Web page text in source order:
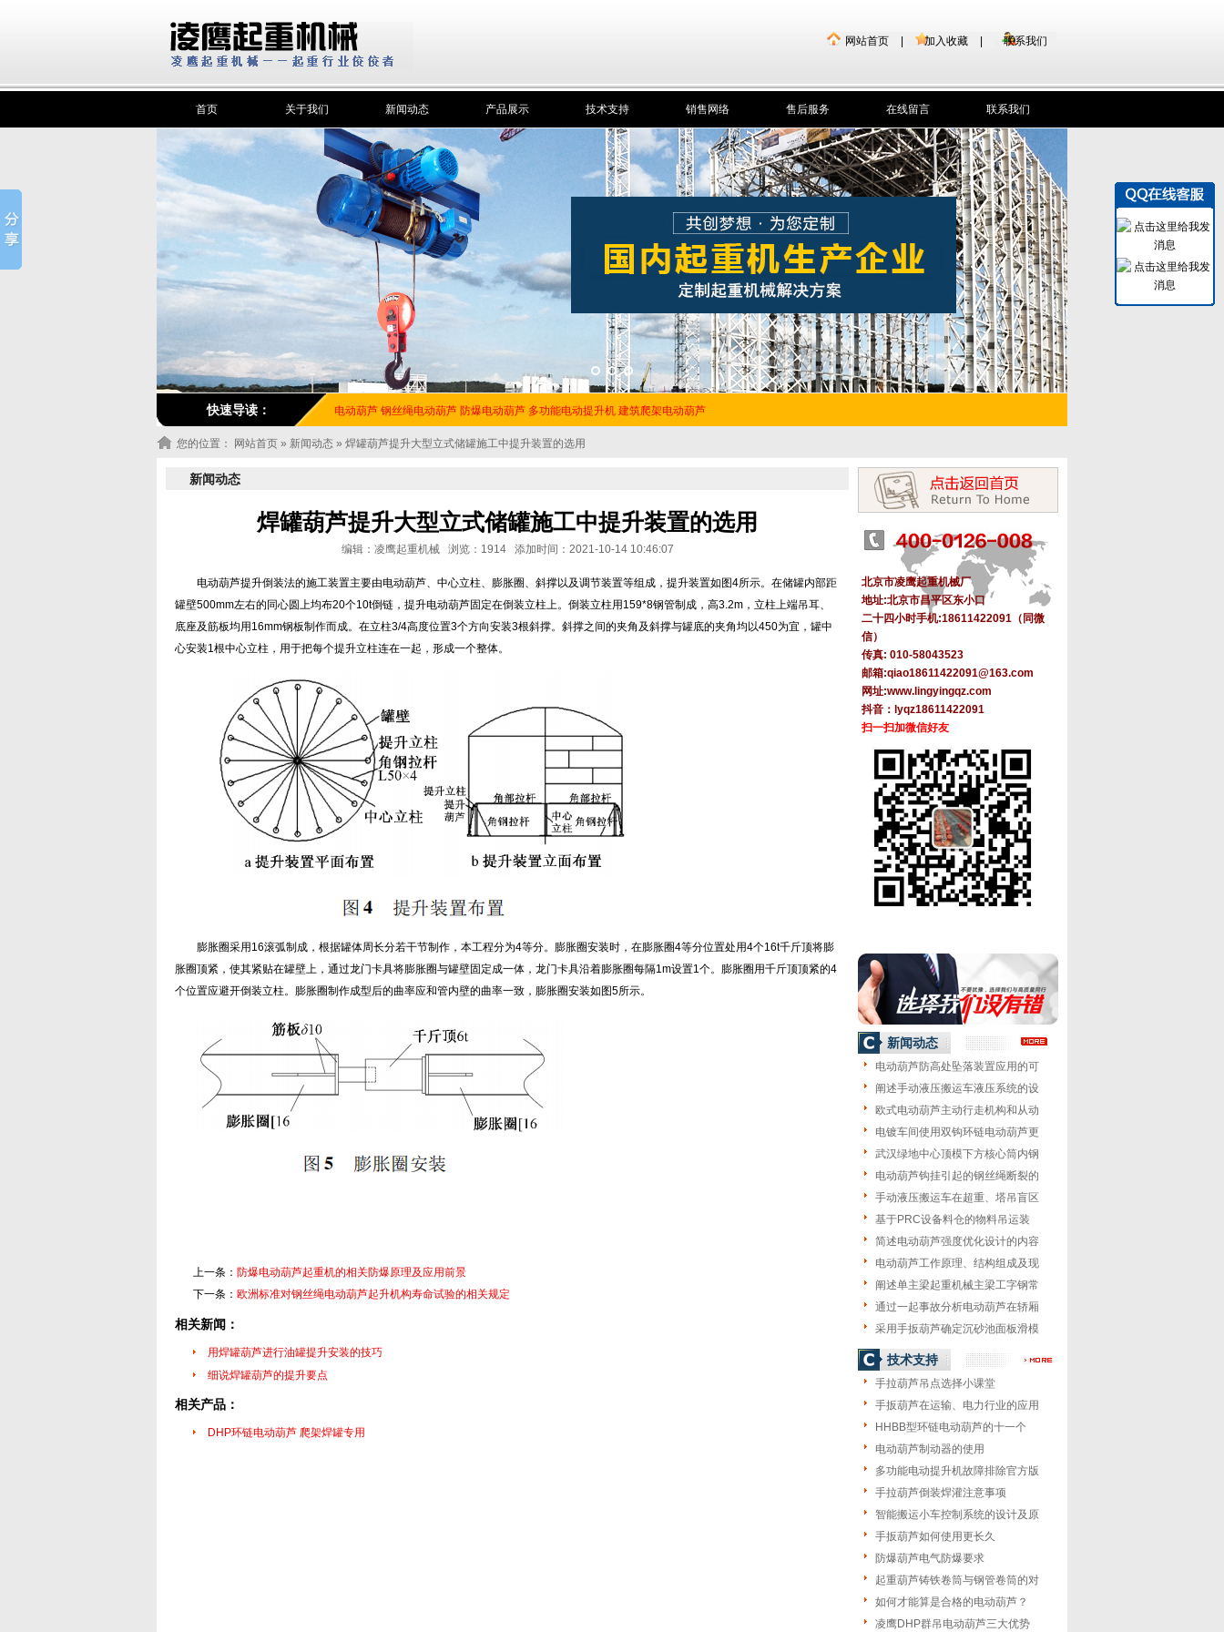
网站首页 加入收藏 联系我们
首页 关于我们 新闻动态 产品展示 技术支持 销售网络 售后服务 在线留言 联系我们
快速导读： 电动葫芦 钢丝绳电动葫芦 防爆电动葫芦 多功能电动提升机 建筑爬架电动葫芦
您的位置： 网站首页 » 新闻动态 » 焊罐葫芦提升大型立式储罐施工中提升装置的选用
新闻动态
焊罐葫芦提升大型立式储罐施工中提升装置的选用
编辑：凌鹰起重机械 浏览：1914 添加时间：2021-10-14 10:46:07
电动葫芦提升倒装法的施工装置主要由电动葫芦、中心立柱、膨胀圈、斜撑以及调节装置等组成，提升装置如图4所示。在储罐内部距
罐壁500mm左右的同心圆上均布20个10t倒链，提升电动葫芦固定在倒装立柱上。倒装立柱用159*8钢管制成，高3.2m，立柱上端吊耳、
底座及筋板均用16mm钢板制作而成。在立柱3/4高度位置3个方向安装3根斜撑。斜撑之间的夹角及斜撑与罐底的夹角均以450为宜，罐中
心安装1根中心立柱，用于把每个提升立柱连在一起，形成一个整体。
膨胀圈采用16滚弧制成，根据罐体周长分若干节制作，本工程分为4等分。膨胀圈安装时，在膨胀圈4等分位置处用4个16t千斤顶将膨
胀圈顶紧，使其紧贴在罐壁上，通过龙门卡具将膨胀圈与罐壁固定成一体，龙门卡具沿着膨胀圈每隔1m设置1个。膨胀圈用千斤顶顶紧的4
个位置应避开倒装立柱。膨胀圈制作成型后的曲率应和管内壁的曲率一致，膨胀圈安装如图5所示。
上一条： 防爆电动葫芦起重机的相关防爆原理及应用前景
下一条： 欧洲标准对钢丝绳电动葫芦起升机构寿命试验的相关规定
相关新闻：
用焊罐葫芦进行油罐提升安装的技巧
细说焊罐葫芦的提升要点
相关产品：
DHP环链电动葫芦 爬架焊罐专用
北京市凌鹰起重机械厂
地址:北京市昌平区东小口
二十四小时手机:18611422091（同微
信）
传真: 010-58043523
邮箱:qiao18611422091@163.com
网址:www.lingyingqz.com
抖音：lyqz18611422091
扫一扫加微信好友
新闻动态
电动葫芦防高处坠落装置应用的可
阐述手动液压搬运车液压系统的设
欧式电动葫芦主动行走机构和从动
电镀车间使用双钩环链电动葫芦更
武汉绿地中心顶模下方核心筒内钢
电动葫芦钩挂引起的钢丝绳断裂的
手动液压搬运车在超重、塔吊盲区
基于PRC设备料仓的物料吊运装
简述电动葫芦强度优化设计的内容
电动葫芦工作原理、结构组成及现
阐述单主梁起重机械主梁工字钢常
通过一起事故分析电动葫芦在轿厢
采用手扳葫芦确定沉砂池面板滑模
技术支持
手拉葫芦吊点选择小课堂
手扳葫芦在运输、电力行业的应用
HHBB型环链电动葫芦的十一个
电动葫芦制动器的使用
多功能电动提升机故障排除官方版
手拉葫芦倒装焊灌注意事项
智能搬运小车控制系统的设计及原
手扳葫芦如何使用更长久
防爆葫芦电气防爆要求
起重葫芦铸铁卷筒与钢管卷筒的对
如何才能算是合格的电动葫芦？
凌鹰DHP群吊电动葫芦三大优势